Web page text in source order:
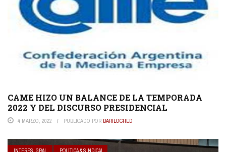
CAME HIZO UN BALANCE DE LA TEMPORADA
2022 Y DEL DISCURSO PRESIDENCIAL
4 MARZO, 2022 PUBLICADO POR BARILOCHED